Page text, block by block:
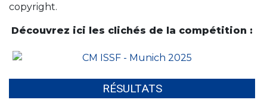
copyright.
Découvrez ici les clichés de la compétition :
RÉSULTATS